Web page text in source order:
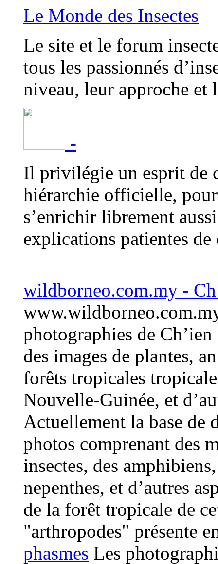
Le Monde des Insectes
Le site et le forum
tous les passionnés
niveau, leur approche et
-
Il privilégie un esprit de
hiérarchie officielle,
s’enrichir librement
explications patientes
wildborneo.com.my -
photographies de
des images de plantes,
forêts tropicales
Nouvelle-Guinée, et
Actuellement la base de
photos comprenant des
insectes, des
nepenthes, et d’autres
de la forêt tropicale de
"arthropodes" présente
phasmes Les